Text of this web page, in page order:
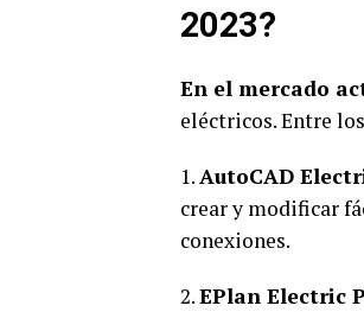
2023?
En el mercado
eléctricos. Entre
1.AutoCAD
crear y modificar
conexiones.
2.EPlan Electric